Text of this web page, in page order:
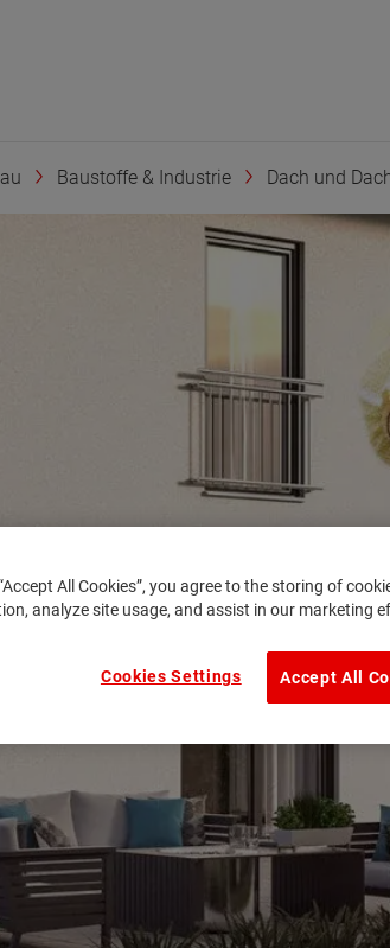
Baustoffe & Industrie Dach und
All Cookies”, you agree to the storing of
analyze site usage, and assist in our marketing
Accept All
Cookies Settings